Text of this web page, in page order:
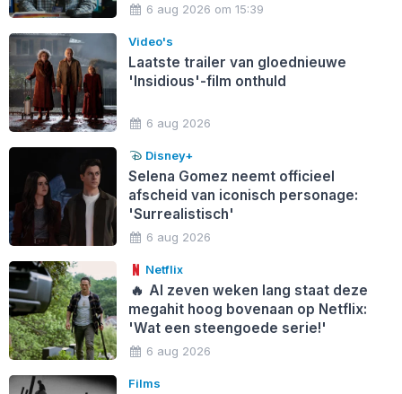
6 aug 2026 om 15:39
Video's
Laatste trailer van gloednieuwe
'Insidious'-film onthuld
6 aug 2026
Disney+
Selena Gomez neemt officieel
afscheid van iconisch personage:
'Surrealistisch'
6 aug 2026
Netflix
🔥 Al zeven weken lang staat deze
megahit hoog bovenaan op Netflix:
'Wat een steengoede serie!'
6 aug 2026
Films